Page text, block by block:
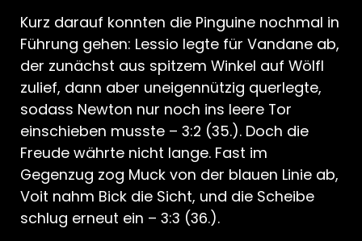
Kurz darauf konnten die Pinguine nochmal in
Führung gehen: Lessio legte für Vandane ab,
der zunächst aus spitzem Winkel auf Wölfl
zulief, dann aber uneigennützig querlegte,
sodass Newton nur noch ins leere Tor
einschieben musste – 3:2 (35.). Doch die
Freude währte nicht lange. Fast im
Gegenzug zog Muck von der blauen Linie ab,
Voit nahm Bick die Sicht, und die Scheibe
schlug erneut ein – 3:3 (36.).